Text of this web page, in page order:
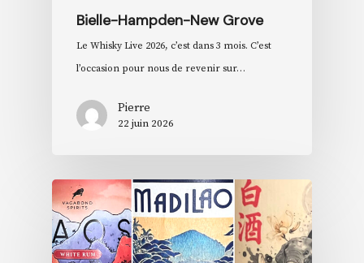
Bielle-Hampden-New Grove
Le Whisky Live 2026, c’est dans 3 mois. C’est
l’occasion pour nous de revenir sur…
Pierre
22 juin 2026